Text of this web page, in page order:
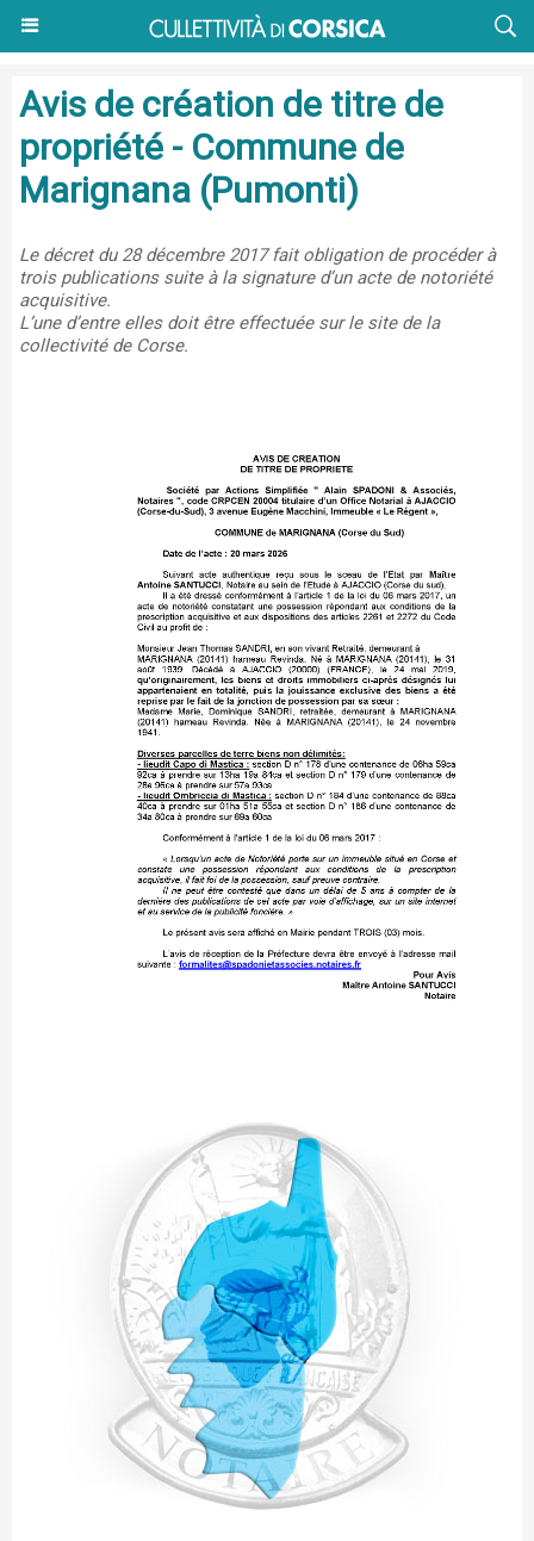
Avis de création de titre de
propriété - Commune de
Marignana (Pumonti)
Le décret du 28 décembre 2017 fait obligation de procéder à
trois publications suite à la signature d’un acte de notoriété
acquisitive.
L’une d’entre elles doit être effectuée sur le site de la
collectivité de Corse.